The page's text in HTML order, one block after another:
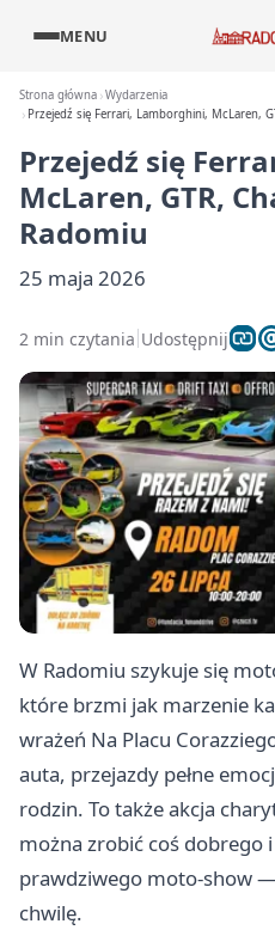
MENU
Strona główna Wydarzenia
Przejedź się Ferrari, Lamborghini, McLaren,
Przejedź się
McLaren, GTR,
Radomiu
25 maja 2026
2 min czytania Udostępnij
W Radomiu szykuje się
które brzmi jak marzenie
wrażeń Na Placu
auta, przejazdy pełne
rodzin. To także akcja
można zrobić coś dobrego
prawdziwego moto-show
chwilę.